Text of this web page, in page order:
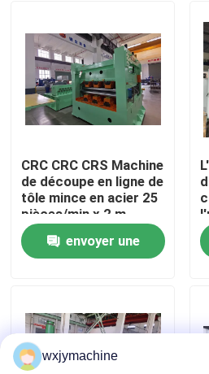
Visite d'usine
Contactez-nous
Nouvelles
Cas
Métal fendant la ligne
Fente de la ligne machine
Précision fendant la ligne
CRC CRC CRS Machine
de découpe en ligne de
tôle mince en acier 25
pièces/min x 2 m
envoyer une
wxjymachine